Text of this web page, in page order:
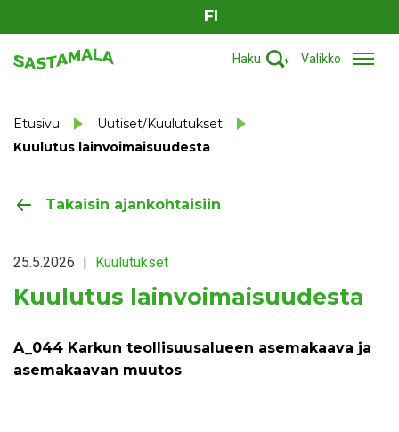
FI
Haku Valikko
Etusivu
Uutiset/Kuulutukset
Kuulutus lainvoimaisuudesta
Takaisin ajankohtaisiin
25.5.2026 | Kuulutukset
Kuulutus lainvoimaisuudesta
A_044 Karkun teollisuusalueen asemakaava ja
asemakaavan muutos